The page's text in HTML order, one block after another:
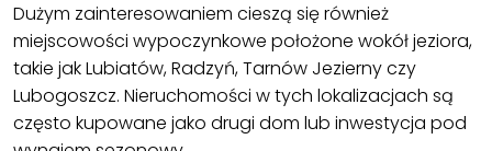
Dużym zainteresowaniem cieszą się również
miejscowości wypoczynkowe położone wokół jeziora,
takie jak Lubiatów, Radzyń, Tarnów Jezierny czy
Lubogoszcz. Nieruchomości w tych lokalizacjach są
często kupowane jako drugi dom lub inwestycja pod